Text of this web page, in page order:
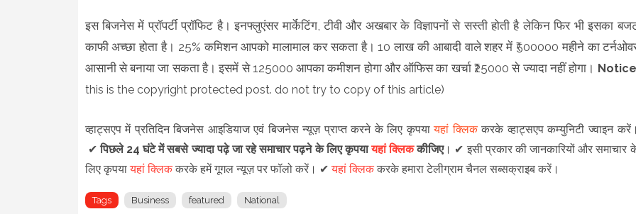
इस बिजनेस में प्रॉपर्टी प्रॉफिट है। इनफ्लुएंसर मार्केटिंग, टीवी और अखबार के विज्ञापनों से सस्ती होती है लेकिन फिर भी इसका
काफी अच्छा होता है। 25% कमिशन आपको मालामाल कर सकता है। 10 लाख की आबादी वाले शहर में ₹500000 महीने का
आसानी से बनाया जा सकता है। इसमें से 125000 आपका कमीशन होगा और ऑफिस का खर्चा ₹25000 से ज्यादा नहीं होगा। Notice
this is the copyright protected post. do not try to copy of this article)
व्हाट्सएप में प्रतिदिन बिजनेस आइडियाज एवं बिजनेस न्यूज़ प्राप्त करने के लिए कृपयायहां क्लिककरके व्हाट्सएप कम्युनिटी ज्वाइन
✔पिछले 24 घंटे में सबसे ज्यादा पढ़े जा रहे समाचार पढ़ने के लिए कृपयायहां क्लिककीजिए। ✔ इसी प्रकार की जानकारियों और समाचार
लिए कृपयायहां क्लिककरके हमें गूगल न्यूज़ पर फॉलो करें। ✔यहां क्लिककरके हमारा टेलीग्राम चैनल सब्सक्राइब करें।
Tags Business featured National